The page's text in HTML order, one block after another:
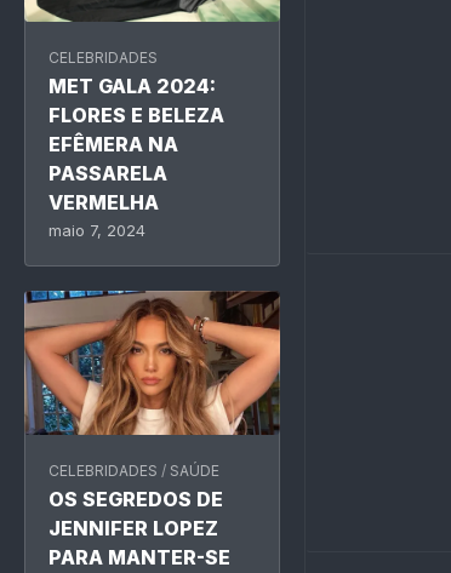
CELEBRIDADES
MET GALA 2024:
FLORES E BELEZA
EFÊMERA NA
PASSARELA
VERMELHA
maio 7, 2024
CELEBRIDADES / SAÚDE
OS SEGREDOS DE
JENNIFER LOPEZ
PARA MANTER-SE